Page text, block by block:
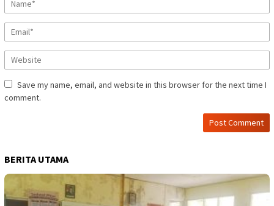
Save my name, email, and website in this browser for the next time I
comment.
BERITA UTAMA